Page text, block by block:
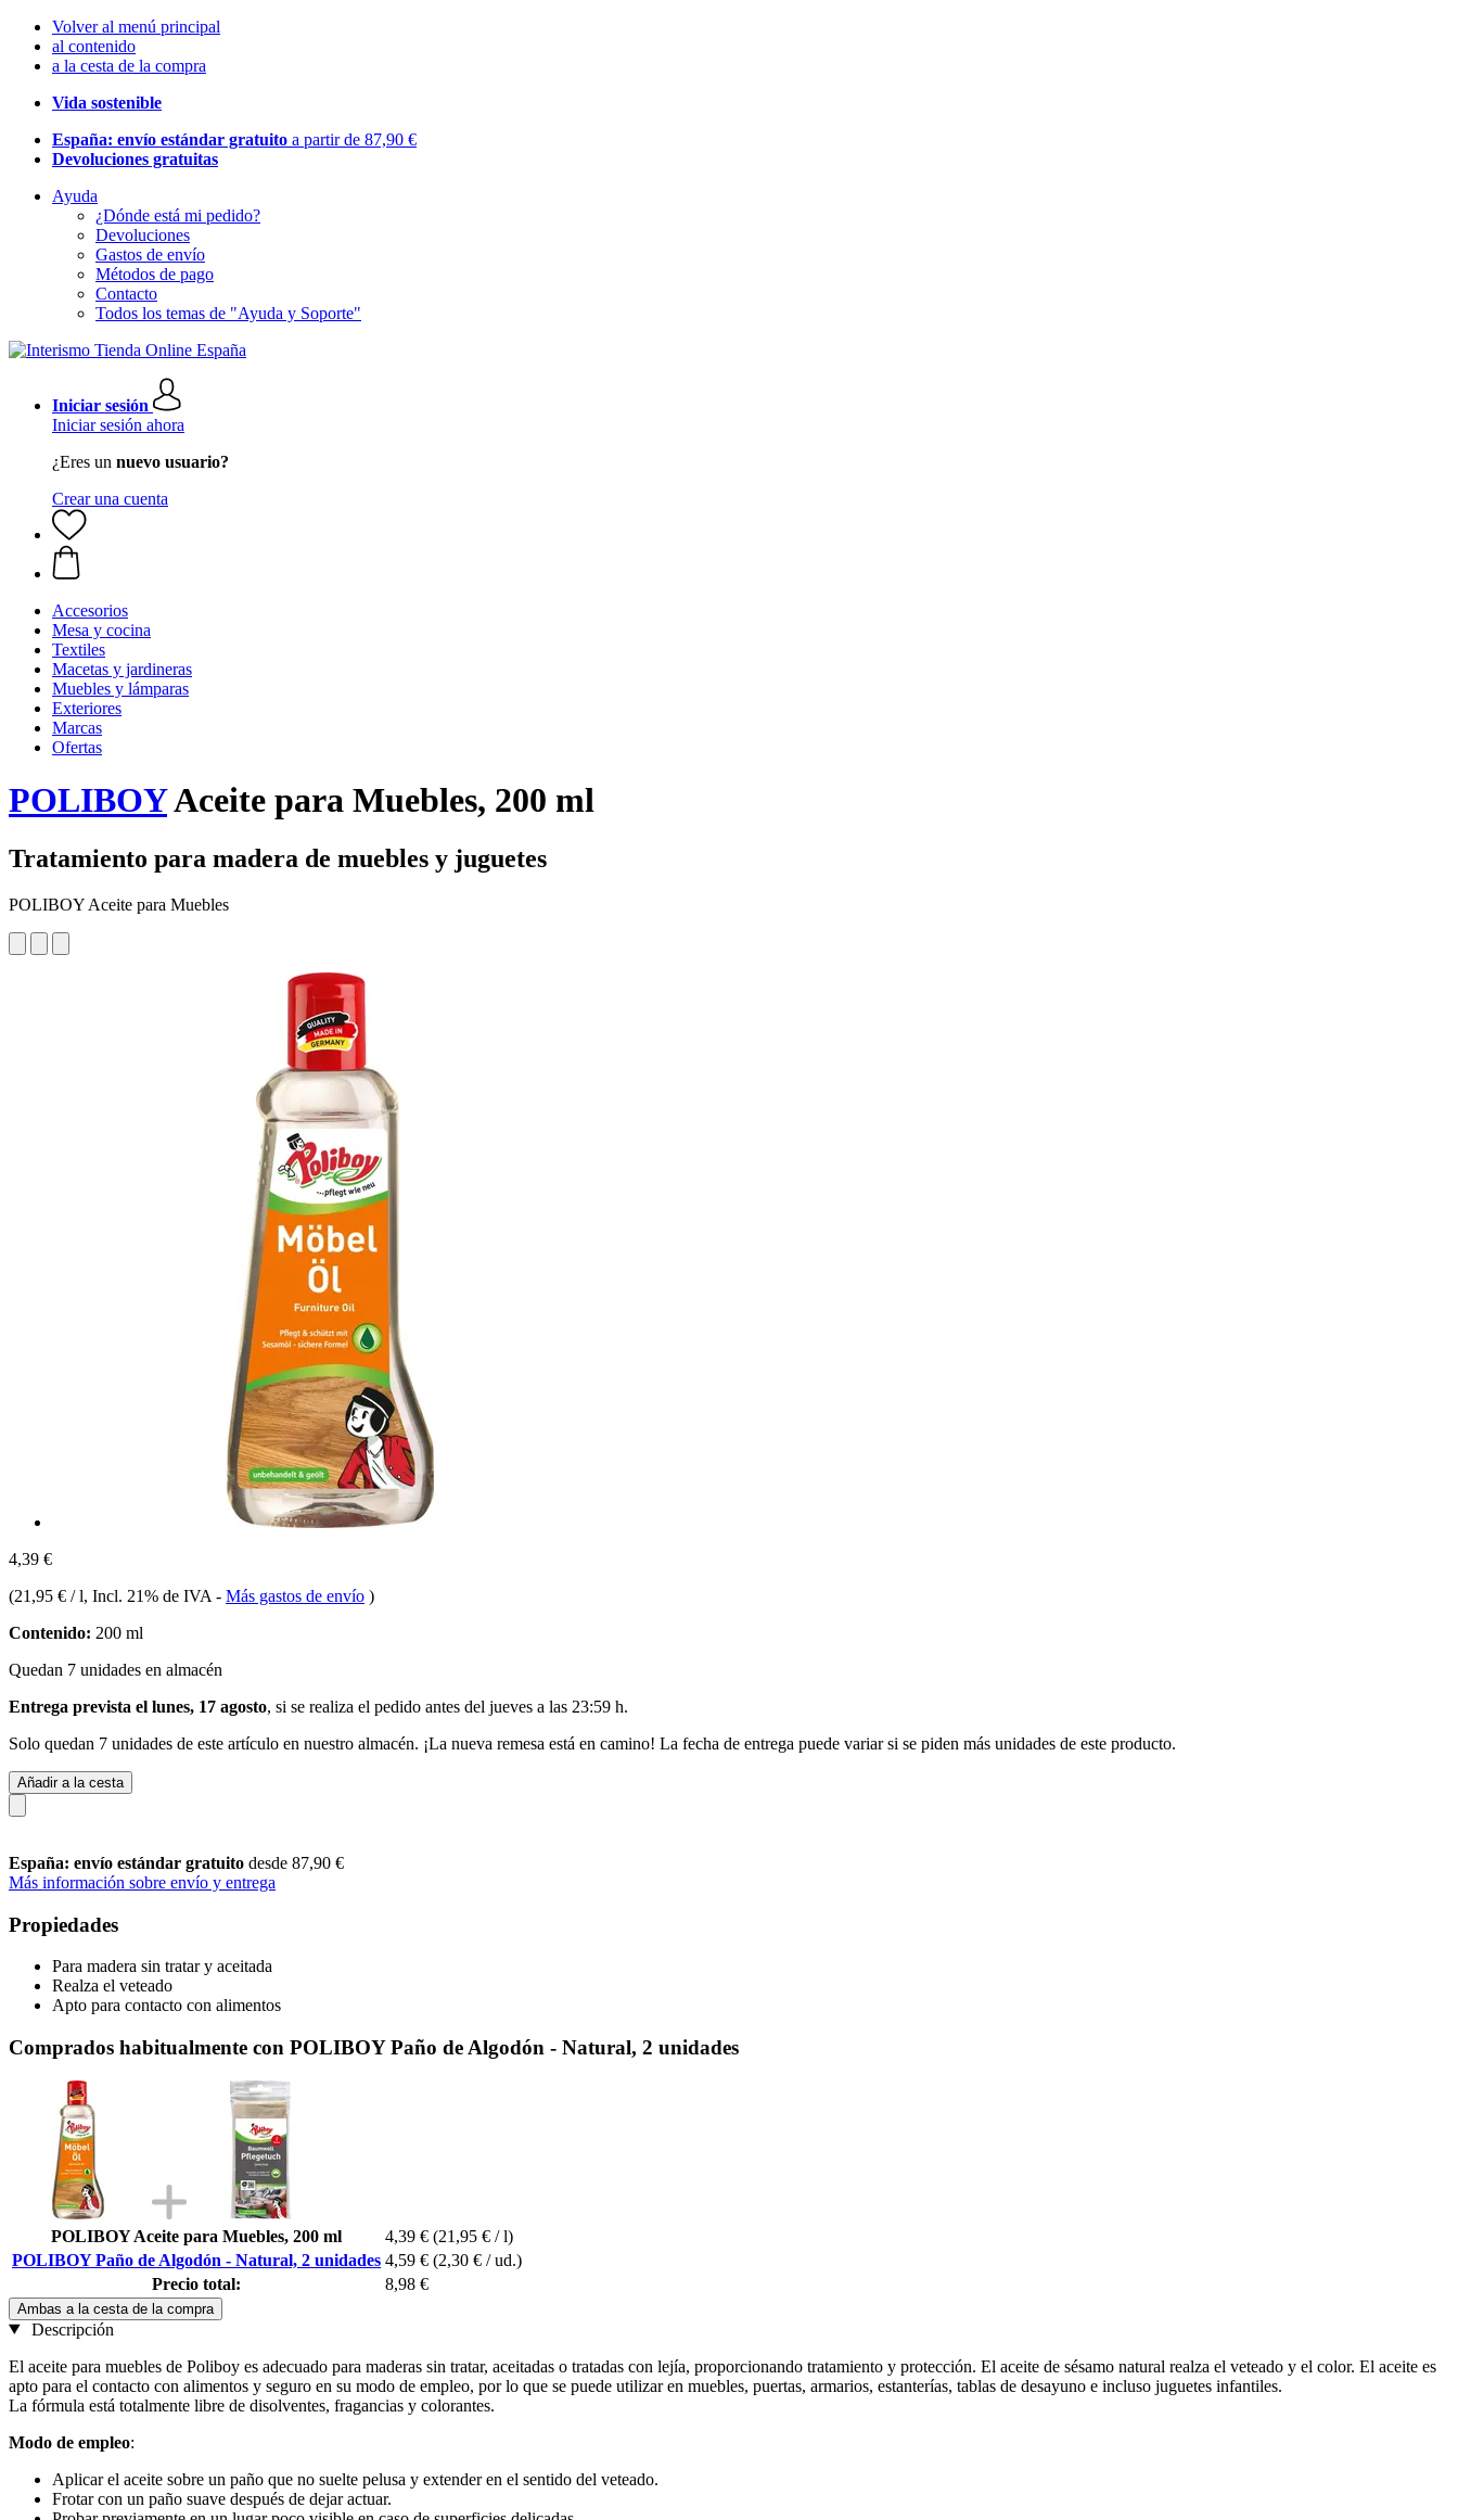
Volver al menú principal
al contenido
a la cesta de la compra
Vida sostenible
España: envío estándar gratuito a partir de 87,90 €
Devoluciones gratuitas
Ayuda
¿Dónde está mi pedido?
Devoluciones
Gastos de envío
Métodos de pago
Contacto
Todos los temas de "Ayuda y Soporte"
Iniciar sesión
Iniciar sesión ahora
¿Eres un nuevo usuario?
Crear una cuenta
Accesorios
Mesa y cocina
Textiles
Macetas y jardineras
Muebles y lámparas
Exteriores
Marcas
Ofertas
POLIBOYAceite para Muebles, 200 ml
Tratamiento para madera de muebles y juguetes
POLIBOY Aceite para Muebles
4,39 €
(21,95 € / l, Incl. 21% de IVA - Más gastos de envío )
Contenido: 200 ml
Quedan 7 unidades en almacén
Entrega prevista el lunes, 17 agosto, si se realiza el pedido antes del jueves a las 23:59 h.
Solo quedan 7 unidades de este artículo en nuestro almacén. ¡La nueva remesa está en camino! La fecha de entrega puede variar si se piden más unidades de este producto.
Añadir a la cesta
España: envío estándar gratuito desde 87,90 €
Más información sobre envío y entrega
Propiedades
Para madera sin tratar y aceitada
Realza el veteado
Apto para contacto con alimentos
Comprados habitualmente con POLIBOY Paño de Algodón - Natural, 2 unidades
POLIBOY Aceite para Muebles, 200 ml 4,39 € (21,95 € / l)
POLIBOY Paño de Algodón - Natural, 2 unidades 4,59 € (2,30 € / ud.)
Precio total:
8,98 €
Ambas a la cesta de la compra
Descripción
El aceite para muebles de Poliboy es adecuado para maderas sin tratar, aceitadas o tratadas con lejía, proporcionando tratamiento y protección. El aceite de sésamo natural realza el veteado y el color. El aceite es
apto para el contacto con alimentos y seguro en su modo de empleo, por lo que se puede utilizar en muebles, puertas, armarios, estanterías, tablas de desayuno e incluso juguetes infantiles.
La fórmula está totalmente libre de disolventes, fragancias y colorantes.
Modo de empleo:
Aplicar el aceite sobre un paño que no suelte pelusa y extender en el sentido del veteado.
Frotar con un paño suave después de dejar actuar.